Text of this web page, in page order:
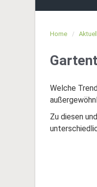
Home
Welche
Zu diesen